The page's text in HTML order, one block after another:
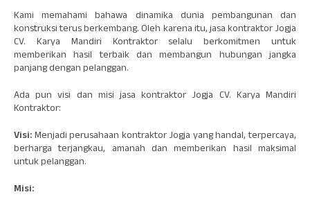
Kami memahami bahawa dinamika dunia pembangunan dan
konstruksi terus berkembang. Oleh karena itu, jasa kontraktor Jogja
CV. Karya Mandiri Kontraktor selalu berkomitmen untuk
memberikan hasil terbaik dan membangun hubungan jangka
panjang dengan pelanggan.
Ada pun visi dan misi jasa kontraktor Jogja CV. Karya Mandiri
Kontraktor:
Visi:Menjadi perusahaan kontraktor Jogja yang handal, terpercaya,
berharga terjangkau, amanah dan memberikan hasil maksimal
untuk pelanggan.
Misi: